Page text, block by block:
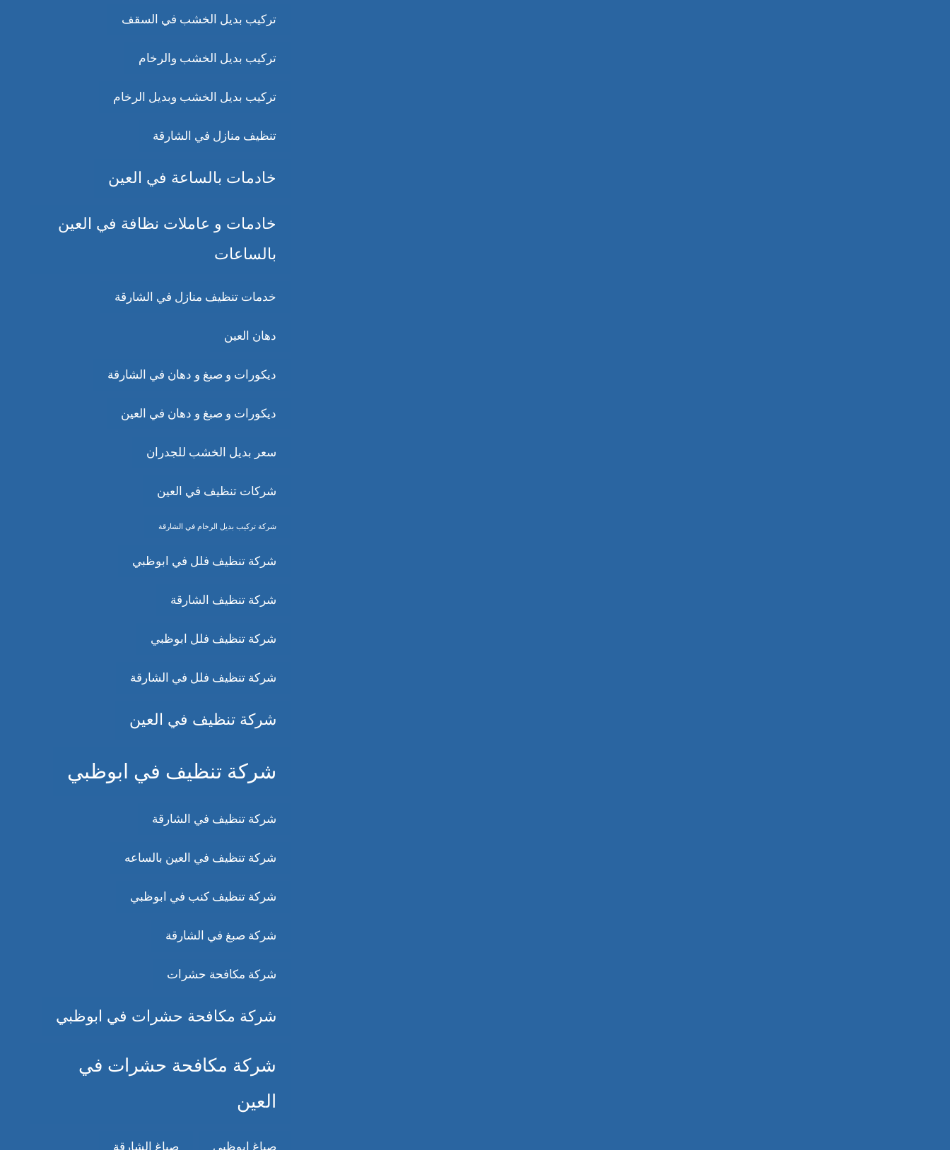
تركيب بديل الخشب في السقف
تركيب بديل الخشب والرخام
تركيب بديل الخشب وبديل الرخام
تنظيف منازل في الشارقة
خادمات بالساعة في العين
خادمات و عاملات نظافة في العين
بالساعات
خدمات تنظيف منازل في الشارقة
دهان العين
ديكورات و صبغ و دهان في الشارقة
ديكورات و صبغ و دهان في العين
سعر بديل الخشب للجدران
شركات تنظيف في العين
شركة تركيب بديل الرخام في الشارقة
شركة تنظيف فلل في ابوظبي
شركة تنظيف الشارقة
شركة تنظيف فلل ابوظبي
شركة تنظيف فلل في الشارقة
شركة تنظيف في العين
شركة تنظيف في ابوظبي
شركة تنظيف في الشارقة
شركة تنظيف في العين بالساعه
شركة تنظيف كنب في ابوظبي
شركة صبغ في الشارقة
شركة مكافحة حشرات
شركة مكافحة حشرات في ابوظبي
شركة مكافحة حشرات في
العين
صباغ ابوظبي صباغ الشارقة